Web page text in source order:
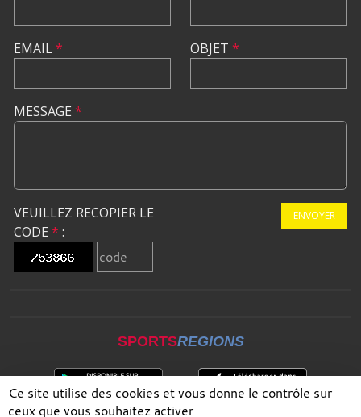
EMAIL* OBJET *
MESSAGE *
VEUILLEZ RECOPIER LE
CODE * :
ENVOYER
SPORTSREGIONS
Ce site utilise des cookies et vous donne le contrôle sur
ceux que vous souhaitez activer